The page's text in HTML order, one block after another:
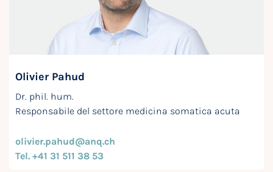
Olivier Pahud
Dr. phil. hum.
Responsabile del settore medicina somatica acuta
olivier.pahud@anq.ch
Tel. +41 31 511 38 53